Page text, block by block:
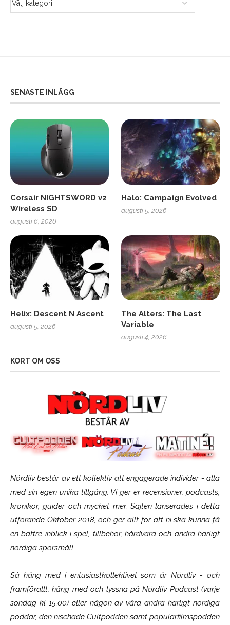
SENASTE INLÄGG
Corsair NIGHTSWORD v2
Wireless SD
augusti 6, 2026
Halo: Campaign Evolved
augusti 5, 2026
Helix: Descent N Ascent
augusti 5, 2026
The Alters: The Last
Variable
augusti 4, 2026
KORT OM OSS
Nördliv består av ett kollektiv att engagerade individer - alla
med sin egen unika tillgång. Vi ger er recensioner, podcasts,
krönikor, guider och mycket mer. Sajten lanserades i detta
utförande Oktober 2018, och ger allt för att ni ska kunna få
en bättre inblick i spel, tillbehör, hårdvara och andra härligt
nördiga spörsmål!
Så häng med i entusiastkollektivet som ärNördliv- och
framförallt, häng med och lyssna på Nördliv Podcast (varje
söndag kl 15.00) eller någon av våra andra härligt nördiga
poddar, den nischade Cultpodden samt populärfilmspodden